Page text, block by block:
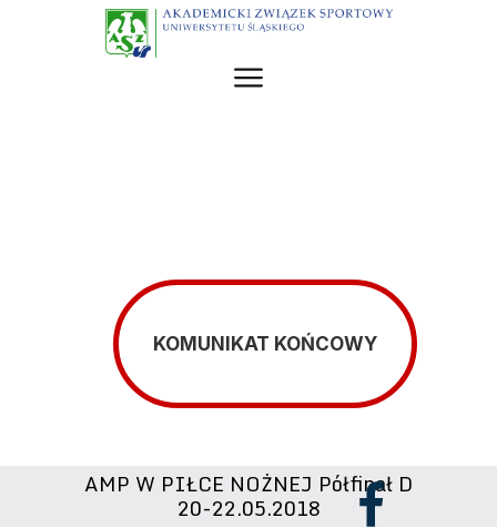
KOMUNIKAT KOŃCOWY
AMP W PIŁCE NOŻNEJ Półfinał D
20-22.05.2018